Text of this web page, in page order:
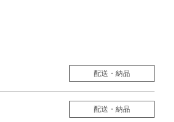
配送・納品
配送・納品